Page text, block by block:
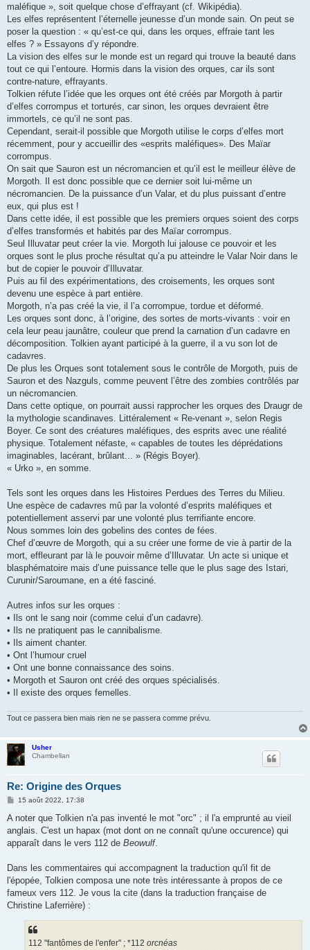
maléfique », soit quelque chose d’effrayant (cf. Wikipédia).
Les elfes représentent l’éternelle jeunesse d’un monde sain. On peut se
poser la question : « qu’est-ce qui, dans les orques, effraie tant les
elfes ? » Essayons d’y répondre.
La vision des elfes sur le monde est un regard qui trouve la beauté dans
tout ce qui l’entoure. Hormis dans la vision des orques, car ils sont
contre-nature, effrayants.
Tolkien réfute l’idée que les orques ont été créés par Morgoth à partir
d’elfes corrompus et torturés, car sinon, les orques devraient être
immortels, ce qu’il ne sont pas.
Cependant, serait-il possible que Morgoth utilise le corps d’elfes mort
récemment, pour y accueillir des «esprits maléfiques». Des Maïar
corrompus.
On sait que Sauron est un nécromancien et qu’il est le meilleur élève de
Morgoth. Il est donc possible que ce dernier soit lui-même un
nécromancien. De la puissance d’un Valar, et du plus puissant d’entre
eux, qui plus est !
Dans cette idée, il est possible que les premiers orques soient des corps
d’elfes transformés et habités par des Maïar corrompus.
Seul Illuvatar peut créer la vie. Morgoth lui jalouse ce pouvoir et les
orques sont le plus proche résultat qu’a pu atteindre le Valar Noir dans le
but de copier le pouvoir d’Illuvatar.
Puis au fil des expérimentations, des croisements, les orques sont
devenu une espèce à part entière.
Morgoth, n’a pas créé la vie, il l’a corrompue, tordue et déformé.
Les orques sont donc, à l’origine, des sortes de morts-vivants : voir en
cela leur peau jaunâtre, couleur que prend la carnation d’un cadavre en
décomposition. Tolkien ayant participé à la guerre, il a vu son lot de
cadavres.
De plus les Orques sont totalement sous le contrôle de Morgoth, puis de
Sauron et des Nazguls, comme peuvent l’être des zombies contrôlés par
un nécromancien.
Dans cette optique, on pourrait aussi rapprocher les orques des Draugr de
la mythologie scandinaves. Littéralement « Re-venant », selon Regis
Boyer. Ce sont des créatures maléfiques, des esprits avec une réalité
physique. Totalement néfaste, « capables de toutes les déprédations
imaginables, lacérant, brûlant... » (Régis Boyer).
« Urko », en somme.
Tels sont les orques dans les Histoires Perdues des Terres du Milieu.
Une espèce de cadavres mû par la volonté d’esprits maléfiques et
potentiellement asservi par une volonté plus terrifiante encore.
Nous sommes loin des gobelins des contes de fées.
Chef d’œuvre de Morgoth, qui a su créer une forme de vie à partir de la
mort, effleurant par là le pouvoir même d’Illuvatar. Un acte si unique et
blasphématoire mais d’une puissance telle que le plus sage des Istari,
Curunir/Saroumane, en a été fasciné.
Autres infos sur les orques :
• Ils ont le sang noir (comme celui d’un cadavre).
• Ils ne pratiquent pas le cannibalisme.
• Ils aiment chanter.
• Ont l’humour cruel
• Ont une bonne connaissance des soins.
• Morgoth et Sauron ont créé des orques spécialisés.
• Il existe des orques femelles.
Tout ce passera bien mais rien ne se passera comme prévu.
Usher
Chambellan
Re: Origine des Orques
M
s
a
g
e
15 août 2022, 17:38
A noter que Tolkien n'a pas inventé le mot "orc" ; il l'a emprunté au vieil
anglais. C'est un hapax (mot dont on ne connaît qu'une occurence) qui
apparaît dans le vers 112 de Beowulf.
Dans les commentaires qui accompagnent la traduction qu'il fit de
l'épopée, Tolkien composa une note très intéressante à propos de ce
fameux vers 112. Je vous la cite (dans la traduction française de
Christine Laferrière) :
112 "fantômes de l'enfer" ; *112 orcnéas